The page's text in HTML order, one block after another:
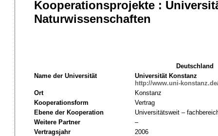
Kooperationsprojekte :
Naturwissenschaften
Deutschland
Name der Universität
Universität Konstanz
http://www.uni-
Ort
Konstanz
Kooperationsform
Vertrag
Ebene der Kooperation
Universitätsweit –
Weitere Partner
–
Vertragsjahr
2006